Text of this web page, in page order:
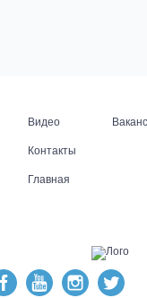
Видео
Контакты
Главная